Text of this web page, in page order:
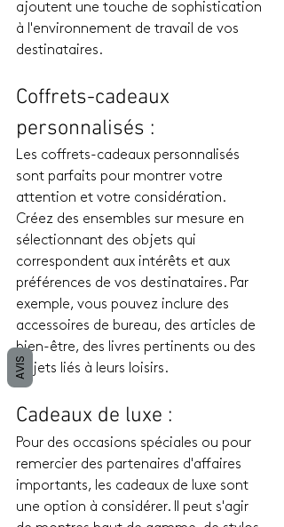
ajoutent une touche de sophistication
à l'environnement de travail de vos
destinataires.
Coffrets-cadeaux
personnalisés :
Les coffrets-cadeaux personnalisés
sont parfaits pour montrer votre
attention et votre considération.
Créez des ensembles sur mesure en
sélectionnant des objets qui
correspondent aux intérêts et aux
préférences de vos destinataires. Par
exemple, vous pouvez inclure des
accessoires de bureau, des articles de
bien-être, des livres pertinents ou des
objets liés à leurs loisirs.
Cadeaux de luxe :
Pour des occasions spéciales ou pour
remercier des partenaires d'affaires
importants, les cadeaux de luxe sont
une option à considérer. Il peut s'agir
AVIS